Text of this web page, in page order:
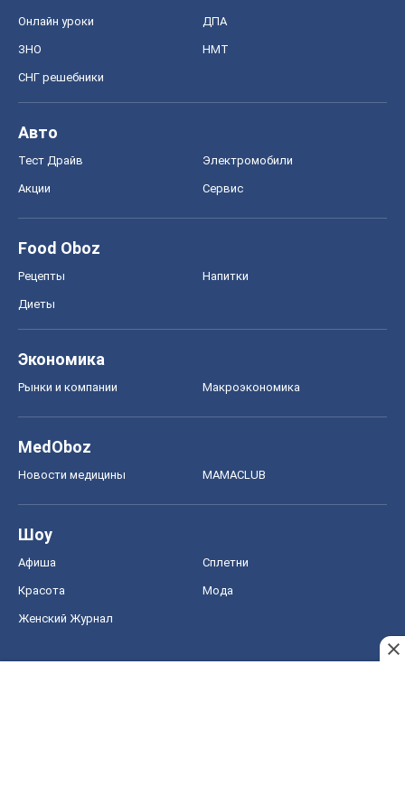
Онлайн уроки ДПА
ЗНО НМТ
СНГ решебники
Авто
Тест Драйв Электромобили
Акции Сервис
Food Oboz
Рецепты Напитки
Диеты
Экономика
Рынки и компании Mакроэкономика
MedOboz
Новости медицины MAMACLUB
Шоу
Афиша Сплетни
Красота Мода
Женский Журнал